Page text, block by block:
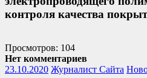
контроля качества
Просмотров: 104
Нет комментариев
23.10.2020 Журналист Сайта